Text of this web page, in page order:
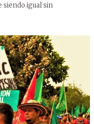
siendo igual sin